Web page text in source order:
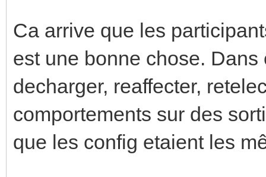
Ca arrive que les
est une bonne chose.
decharger, reaffecter,
comportements sur des
que les config etaient les